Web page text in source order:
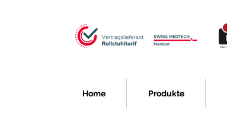
Home Produkte